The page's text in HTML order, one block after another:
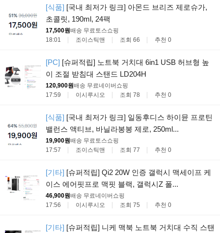
[식품] [국내 최저가 링크] 아몬드 브리즈 제로슈가,
초콜릿, 190ml, 24팩
17,500원배송 무료 토스쇼핑
18:01
조이스틱맨 조회 66 추천 0
[PC] [슈퍼적립] 노트북 거치대 6in1 USB 허브형 높
이 조절 받침대 스탠드 LD204H
120,900원배송 무료네이버쇼핑
17:59
이시루시오 조회 78 추천 0
[식품] [국내 최저가 링크] 일동후디스 하이뮨 프로틴
밸런스 액티브, 바닐라봉봉 제로, 250ml...
19,900원배송 무료 토스쇼핑
17:57
조이스틱맨 조회 77 추천 0
[기타] [슈퍼적립] Qi2 20W 인증 갤럭시 맥세이프 케
이스 에어핏프로 맥핏 블랙, 갤럭시Z 폴...
46,900원배송 무료네이버쇼핑
17:56
이시루시오 조회 75 추천 0
[기타] [슈퍼적립] 니케 맥북 노트북 거치대 수직 스탠